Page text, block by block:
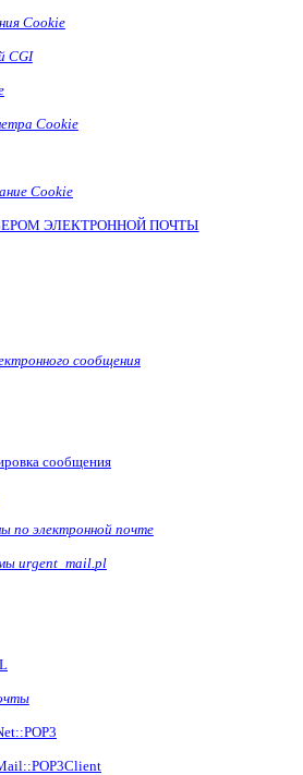
Cookie
CGI
Cookie
Cookie
ЭЛЕКТРОННОЙ ПОЧТЫ
сообщения
сообщения
по электронной почте
urgent_ mail.pl
::POP3
::POP3Client